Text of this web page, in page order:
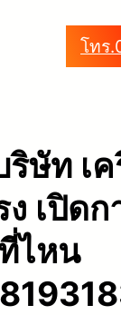
โทร
ษัท เ
เปิดก
ไหน